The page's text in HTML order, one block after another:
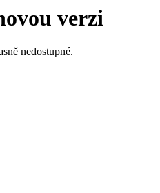
verzi
nedostupné.